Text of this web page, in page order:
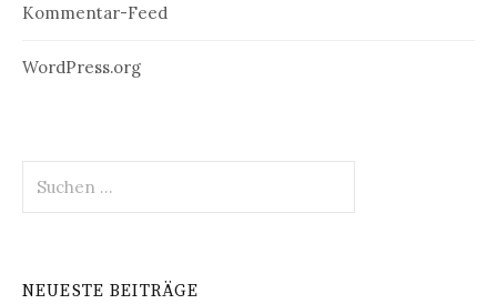
Kommentar-Feed
WordPress.org
nach:
NEUESTE BEITRÄGE